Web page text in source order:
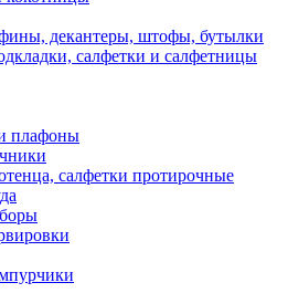
декантеры, штофы, бутылки
салфетки и салфетницы
плафоны
салфетки протирочные